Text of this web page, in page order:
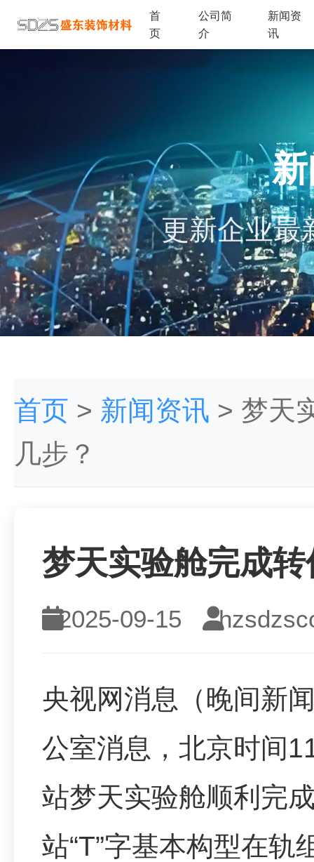
首
页
公司简
介
新闻资
讯
更新企业最
首页 > 新闻资讯 > 梦天
几步？
梦天实验舱完成
2025-09-15
央视网消息（晚间新
公室消息，北京时间
站梦天实验舱顺利完
站“T”字基本构型在